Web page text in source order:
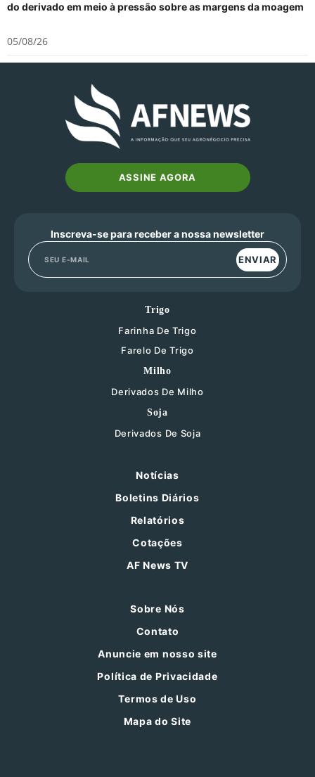
do derivado em meio à pressão sobre as margens da moagem
05/08/26
ASSINE AGORA
Inscreva-se para receber a nossa newsletter
ENVIAR
Trigo
Farinha De Trigo
Farelo De Trigo
Milho
Derivados De Milho
Soja
Derivados De Soja
Notícias
Boletins Diários
Relatórios
Cotações
AF News TV
Sobre Nós
Contato
Anuncie em nosso site
Política de Privacidade
Termos de Uso
Mapa do Site